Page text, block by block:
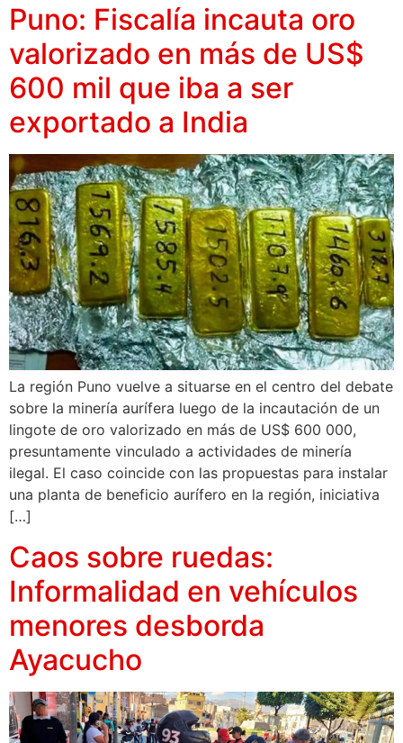
Puno: Fiscalía incauta oro
valorizado en más de US$
600 mil que iba a ser
exportado a India
La región Puno vuelve a situarse en el centro del debate
sobre la minería aurífera luego de la incautación de un
lingote de oro valorizado en más de US$ 600 000,
presuntamente vinculado a actividades de minería
ilegal. El caso coincide con las propuestas para instalar
una planta de beneficio aurífero en la región, iniciativa
[…]
Caos sobre ruedas:
Informalidad en vehículos
menores desborda
Ayacucho